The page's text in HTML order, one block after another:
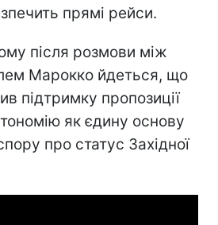
прямі рейси.
після розмови між
Марокко йдеться, що
підтримку пропозиції
як єдину основу
про статус Західної